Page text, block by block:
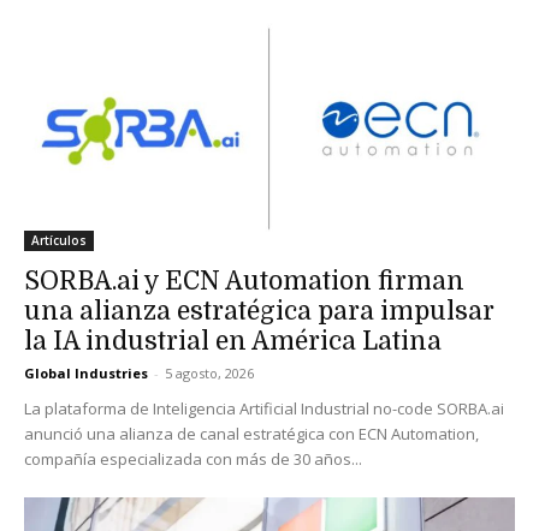
Artículos
SORBA.ai y ECN Automation firman
una alianza estratégica para impulsar
la IA industrial en América Latina
Global Industries - 5 agosto, 2026
La plataforma de Inteligencia Artificial Industrial no-code SORBA.ai
anunció una alianza de canal estratégica con ECN Automation,
compañía especializada con más de 30 años...